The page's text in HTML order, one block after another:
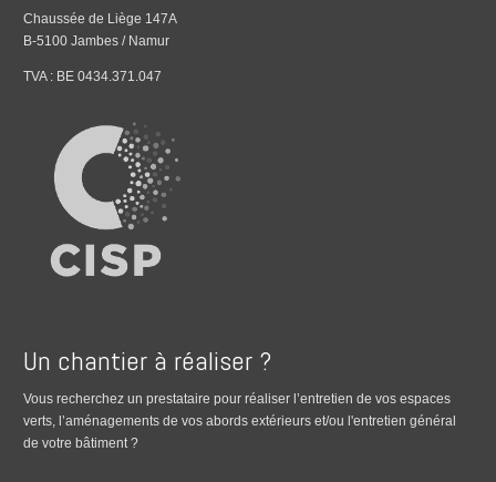
Chaussée de Liège 147A
B-5100 Jambes / Namur
TVA : BE 0434.371.047
Un chantier à réaliser ?
Vous recherchez un prestataire pour réaliser l’entretien de vos espaces
verts, l’aménagements de vos abords extérieurs et/ou l'entretien général
de votre bâtiment ?